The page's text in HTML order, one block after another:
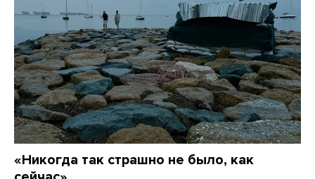
«Никогда так страшно не было, как